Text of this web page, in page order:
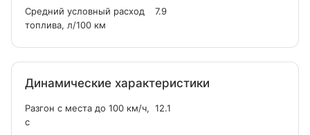
Средний условный расход
топлива, л/100 км
7.9
Динамические характеристики
Разгон с места до 100 км/ч,
с
12.1